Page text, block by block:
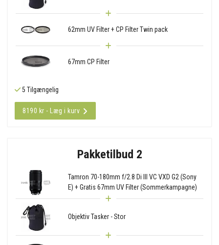
62mm UV Filter + CP Filter Twin pack
67mm CP Filter
5 Tilgængelig
8190 kr - Læg i kurv
Pakketilbud 2
Tamron 70-180mm f/2.8 Di III VC VXD G2 (Sony
E) + Gratis 67mm UV Filter (Sommerkampagne)
Objektiv Tasker - Stor